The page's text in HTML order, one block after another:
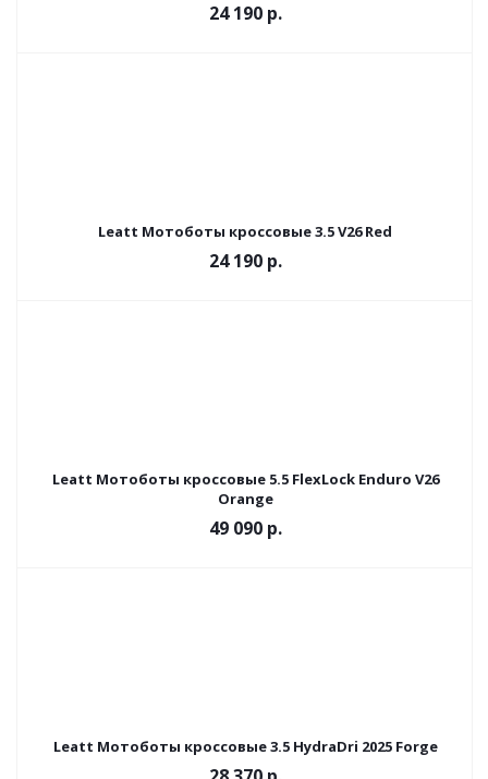
24 190 р.
Leatt Мотоботы кроссовые 3.5 V26 Red
24 190 р.
Leatt Мотоботы кроссовые 5.5 FlexLock Enduro V26
Orange
49 090 р.
Leatt Мотоботы кроссовые 3.5 HydraDri 2025 Forge